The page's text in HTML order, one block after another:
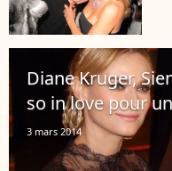
Diane Kruger,
so in love pour
3 mars 2014